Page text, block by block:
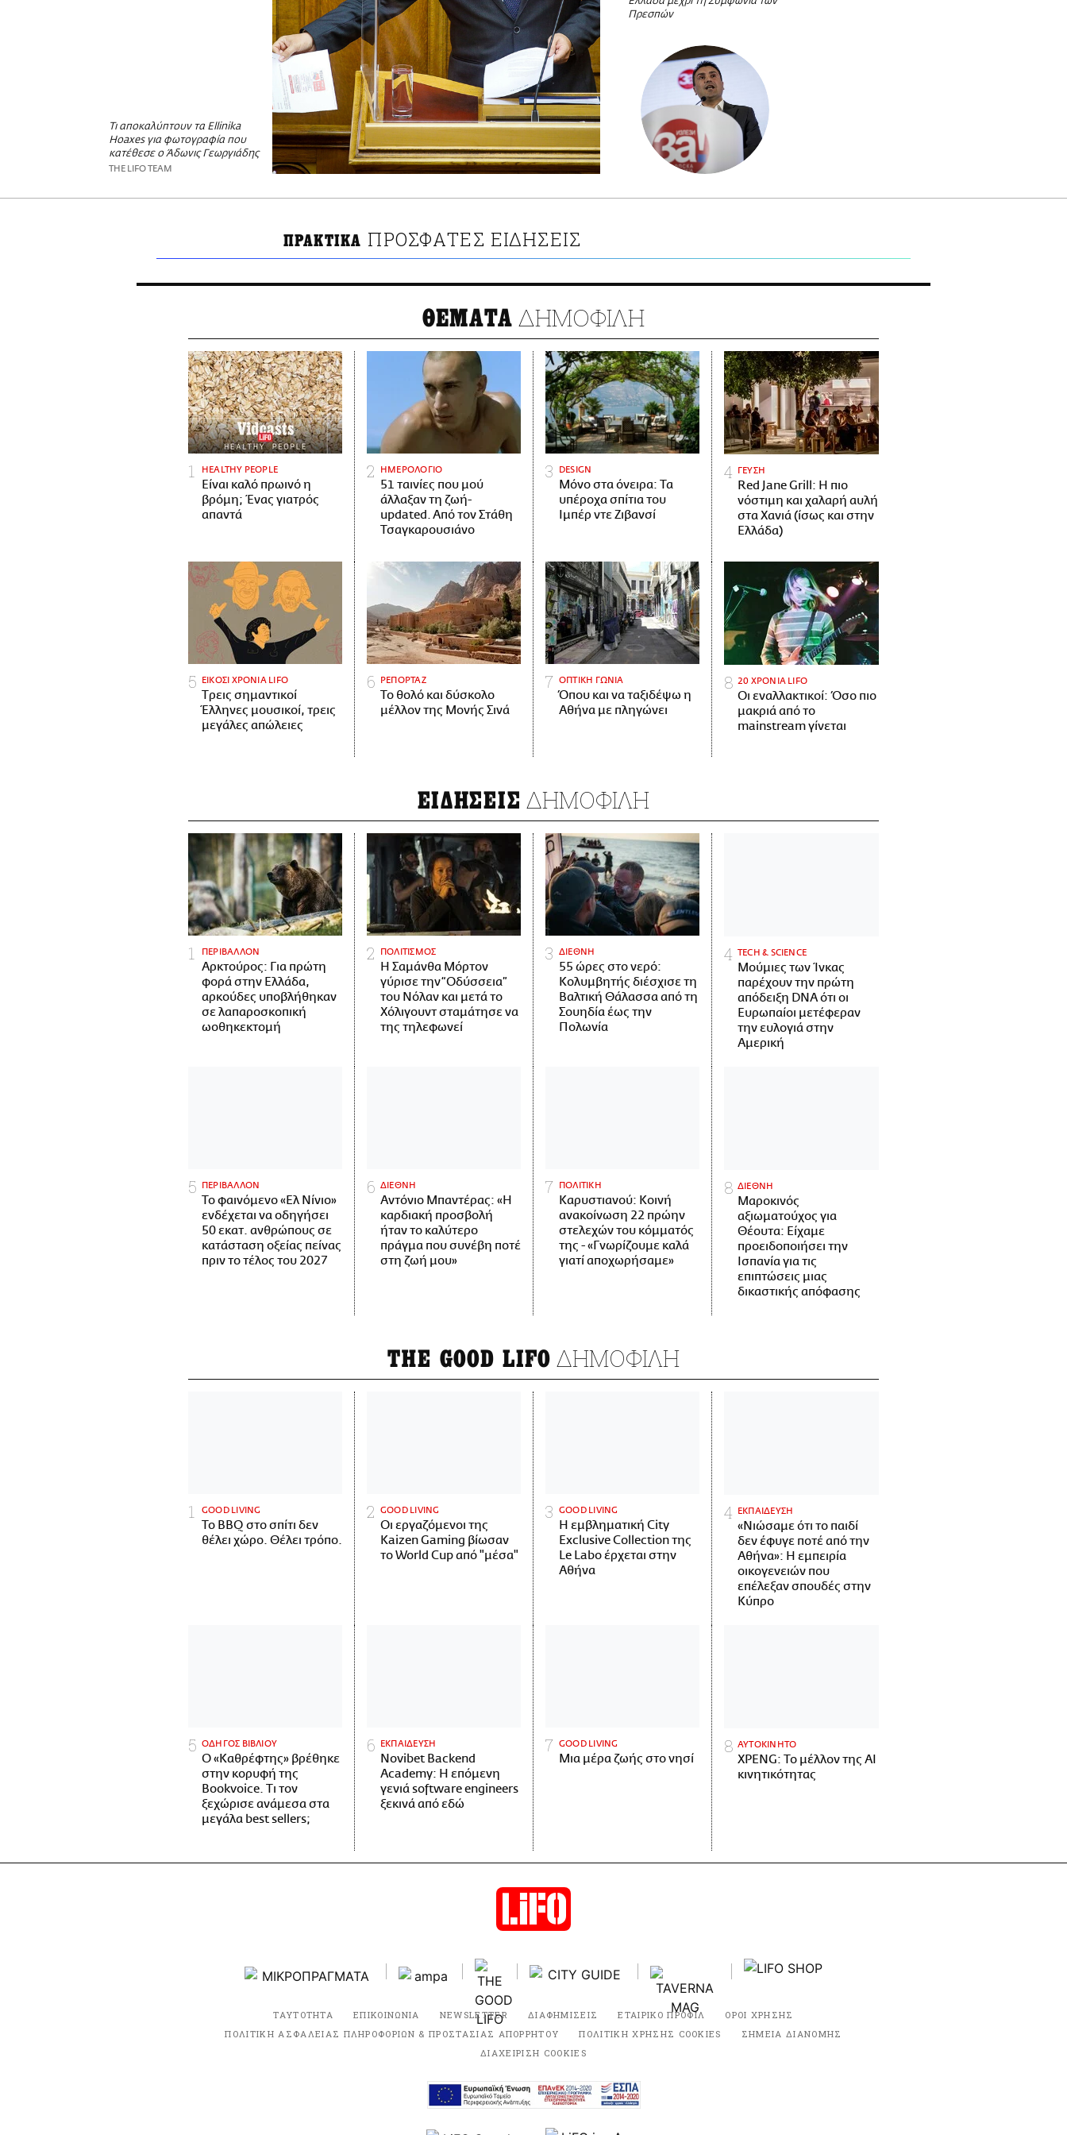
Τι αποκαλύπτουν τα Ellinika
Hoaxes για φωτογραφία που
κατέθεσε ο Άδωνις Γεωργιάδης
THE LIFO TEAM
Πρεσπών
ΠΡΑΚΤΙΚΑ ΠΡΟΣΦΑΤΕΣ ΕΙΔΗΣΕΙΣ
ΘΕΜΑΤΑ ΔΗΜΟΦΙΛΗ
HEALTHY PEOPLE
Είναι καλό πρωινό η
βρόμη; Ένας γιατρός
απαντά
ΗΜΕΡΟΛΟΓΙΟ
51 ταινίες που μού
άλλαξαν τη ζωή-
updated. Aπό τον Στάθη
Τσαγκαρουσιάνο
DESIGN
Μόνο στα όνειρα: Τα
υπέροχα σπίτια του
Ιμπέρ ντε Ζιβανσί
ΓΕΥΣΗ
Red Jane Grill: Η πιο
νόστιμη και χαλαρή αυλή
στα Χανιά (ίσως και στην
Ελλάδα)
ΕΙΚΟΣΙ ΧΡΟΝΙΑ LIFO
Tρεις σημαντικοί
Έλληνες μουσικοί, τρεις
μεγάλες απώλειες
ΡΕΠΟΡΤΑΖ
Το θολό και δύσκολο
μέλλον της Μονής Σινά
ΟΠΤΙΚΗ ΓΩΝΙΑ
Όπου και να ταξιδέψω η
Αθήνα με πληγώνει
20 ΧΡΟΝΙΑ LIFO
Οι εναλλακτικοί: Όσο πιο
μακριά από το
mainstream γίνεται
ΕΙΔΗΣΕΙΣ ΔΗΜΟΦΙΛΗ
ΠΕΡΙΒΑΛΛΟΝ
Αρκτούρος: Για πρώτη
φορά στην Ελλάδα,
αρκούδες υποβλήθηκαν
σε λαπαροσκοπική
ωοθηκεκτομή
ΠΟΛΙΤΙΣΜΟΣ
Η Σαμάνθα Μόρτον
γύρισε την “Οδύσσεια”
του Νόλαν και μετά το
Χόλιγουντ σταμάτησε να
της τηλεφωνεί
ΔΙΕΘΝΗ
55 ώρες στο νερό:
Κολυμβητής διέσχισε τη
Βαλτική Θάλασσα από τη
Σουηδία έως την
Πολωνία
ΤECH & SCIENCE
Μούμιες των Ίνκας
παρέχουν την πρώτη
απόδειξη DNA ότι οι
Ευρωπαίοι μετέφεραν
την ευλογιά στην
Αμερική
ΠΕΡΙΒΑΛΛΟΝ
Το φαινόμενο «Ελ Νίνιο»
ενδέχεται να οδηγήσει
50 εκατ. ανθρώπους σε
κατάσταση οξείας πείνας
πριν το τέλος του 2027
ΔΙΕΘΝΗ
Αντόνιο Μπαντέρας: «Η
καρδιακή προσβολή
ήταν το καλύτερο
πράγμα που συνέβη ποτέ
στη ζωή μου»
ΠΟΛΙΤΙΚΗ
Καρυστιανού: Κοινή
ανακοίνωση 22 πρώην
στελεχών του κόμματός
της - «Γνωρίζουμε καλά
γιατί αποχωρήσαμε»
ΔΙΕΘΝΗ
Μαροκινός
αξιωματούχος για
Θέουτα: Είχαμε
προειδοποιήσει την
Ισπανία για τις
επιπτώσεις μιας
δικαστικής απόφασης
THE GOOD LIFO ΔΗΜΟΦΙΛΗ
GOOD LIVING
Το BBQ στο σπίτι δεν
θέλει χώρο. Θέλει τρόπο.
GOOD LIVING
Οι εργαζόμενοι της
Kaizen Gaming βίωσαν
το World Cup από "μέσα"
GOOD LIVING
Η εμβληματική City
Exclusive Collection της
Le Labo έρχεται στην
Αθήνα
ΕΚΠΑΙΔΕΥΣΗ
«Νιώσαμε ότι το παιδί
δεν έφυγε ποτέ από την
Αθήνα»: Η εμπειρία
οικογενειών που
επέλεξαν σπουδές στην
Κύπρο
ΟΔΗΓΟΣ ΒΙΒΛΙΟΥ
Ο «Καθρέφτης» βρέθηκε
στην κορυφή της
Bookvoice. Τι τον
ξεχώρισε ανάμεσα στα
μεγάλα best sellers;
ΕΚΠΑΙΔΕΥΣΗ
Novibet Backend
Academy: Η επόμενη
γενιά software engineers
ξεκινά από εδώ
GOOD LIVING
Μια μέρα ζωής στο νησί
ΑΥΤΟΚΙΝΗΤΟ
XPENG: Το μέλλον της AI
κινητικότητας
ΤΑΥΤΟΤΗΤΑ ΕΠΙΚΟΙΝΩΝΙΑ NEWSLETTER ΔΙΑΦΗΜΙΣΕΙΣ ΕΤΑΙΡΙΚΟ ΠΡΟΦΙΛ
ΟΡΟΙ ΧΡΗΣΗΣ
ΠΟΛΙΤΙΚΗ ΑΣΦΑΛΕΙΑΣ ΠΛΗΡΟΦΟΡΙΩΝ & ΠΡΟΣΤΑΣΙΑΣ ΑΠΟΡΡΗΤΟΥ
ΠΟΛΙΤΙΚΗ ΧΡΗΣΗΣ COOKIES
ΣΗΜΕΙΑ ΔΙΑΝΟΜΗΣ
ΔΙΑΧΕΙΡΙΣΗ COOKIES